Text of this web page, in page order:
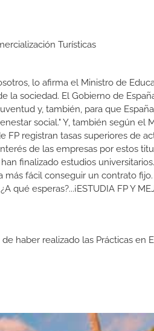
Turísticas
lo afirma el Ministro de
la sociedad. El Gobierno de
y, también, para que
social." Y, también según el
FP registran tasas superiores de
de las empresas por estos
finalizado estudios
fácil conseguir un contrato
esperas?...¡ESTUDIA FP Y
haber realizado las Prácticas en